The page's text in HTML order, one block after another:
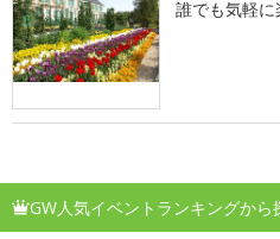
誰でも気軽
GW人気イベントランキングから